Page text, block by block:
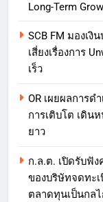
Long-Term
SCB FM มองเ
เสี่ยงเรื่องการ
เร็ว
OR เผยผลการด
การเติบโต เดิน
ยาว
ก.ล.ต. เปิดรับฟัง
ของบริษัทจดทะ
ตลาดทุนเป็นกล